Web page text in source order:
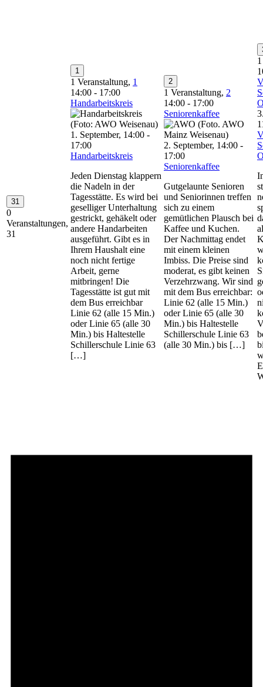
31
0
Veranstaltungen,
31
1
1 Veranstaltung, 1
14:00 - 17:00
Handarbeitskreis
1. September, 14:00 -
17:00
Handarbeitskreis
Jeden Dienstag klappern
die Nadeln in der
Tagesstätte. Es wird bei
geselliger Unterhaltung
gestrickt, gehäkelt oder
andere Handarbeiten
ausgeführt. Gibt es in
Ihrem Haushalt eine
noch nicht fertige
Arbeit, gerne
mitbringen! Die
Tagesstätte ist gut mit
dem Bus erreichbar
Linie 62 (alle 15 Min.)
oder Linie 65 (alle 30
Min.) bis Haltestelle
Schillerschule Linie 63
[…]
2
1 Veranstaltung, 2
14:00 - 17:00
Seniorenkaffee
2. September, 14:00 -
17:00
Seniorenkaffee
Gutgelaunte Senioren
und Seniorinnen treffen
sich zu einem
gemütlichen Plausch bei
Kaffee und Kuchen.
Der Nachmittag endet
mit einem kleinen
Imbiss. Die Preise sind
moderat, es gibt keinen
Verzehrzwang. Wir sind
mit dem Bus erreichbar:
Linie 62 (alle 15 Min.)
oder Linie 65 (alle 30
Min.) bis Haltestelle
Schillerschule Linie 63
(alle 30 Min.) bis […]